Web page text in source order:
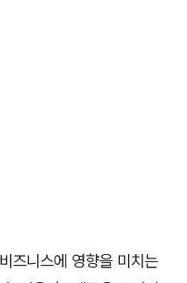
즈니스에 영향을 미치는